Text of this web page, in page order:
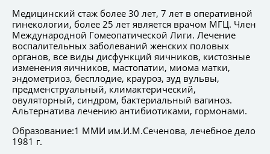
Медицинский стаж более 30 лет, 7 лет в оперативной
гинекологии, более 25 лет является врачом МГЦ. Член
Международной Гомеопатической Лиги. Лечение
воспалительных заболеваний женских половых
органов, все виды дисфункций яичников, кистозные
изменения яичников, мастопатии, миома матки,
эндометриоз, бесплодие, крауроз, зуд вульвы,
предменструальный, климактерический,
овуляторный, синдром, бактериальный вагиноз.
Альтернатива лечению антибиотиками, гормонами.
Образование:1 ММИ им.И.М.Сеченова, лечебное дело
1981 г.